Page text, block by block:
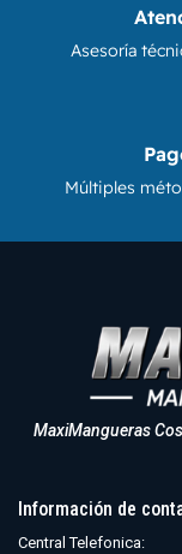
Asesoría
Múltiples
MaxiMangueras
Información de
Central Telefonica: